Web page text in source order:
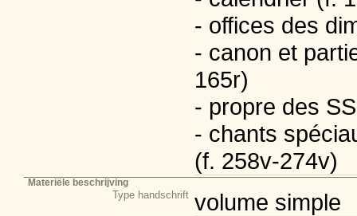
- offices des
- canon et
165r)
- propre des
- chants
(f. 258v-274v)
Materiële beschrijving
Type handschrift volume simple